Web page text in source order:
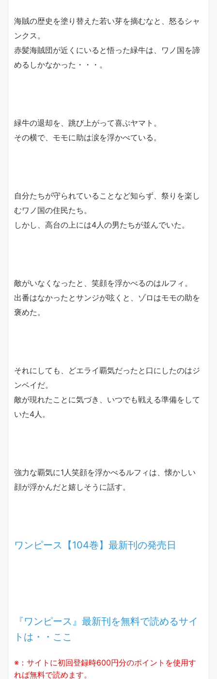
海賊の歴史を塗り替えた若い芽を摘むなと、怒るシャ
ンクス。
赤髪海賊団が近くにいると悟った緑牛は、ワノ国を諦
めるしかなかった・・・。
緑牛の退却を、跳び上がって喜ぶヤマト。
その横で、モモに助は涙を浮かべている。
自分たちが守られていることなど知らず、祭りを楽し
むワノ国の住民たち。
しかし、高台の上には4人の男たちが並んでいた。
敵がいなくなったと、笑顔を浮かべるのはルフィ。
出番はなかったとサンジが呟くと、ゾロはモモの助を
褒めた。
それにしても、どエライ覇気だったと口にしたのはジ
ンベイだ。
敵が現れたことに気づき、いつでも戦える準備をして
いた4人。
強力な覇気に1人笑顔を浮かべるルフィは、懐かしい
顔が浮かんだと嬉しそうに話す。
ワンピース【104巻】最新刊の発売日
『ワンピース』最新刊を無料で読めるサイ
トは・・ここ
※：サイトに初回登録時600円分のポイントを使用す
れば無料で読めます。